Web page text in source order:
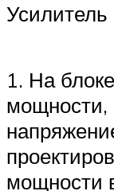
Усилитель
1. На
мощности,
мощности